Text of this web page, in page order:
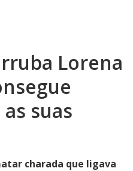
Lorena
suas
charada que ligava